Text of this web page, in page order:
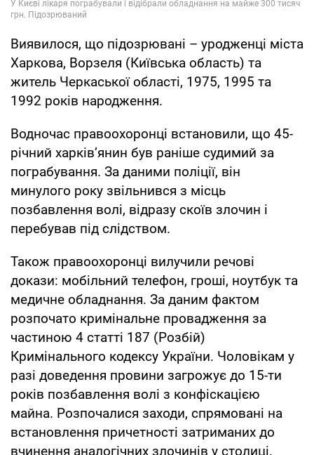
Виявилося, що підозрювані – уродженці міста
Харкова, Ворзеля (Київська область) та
житель Черкаської області, 1975, 1995 та
1992 років народження.
Водночас правоохоронці встановили, що 45-
річний харків’янин був раніше судимий за
пограбування. За даними поліції, він
минулого року звільнився з місць
позбавлення волі, відразу скоїв злочин і
перебував під слідством.
Також правоохоронці вилучили речові
докази: мобільний телефон, гроші, ноутбук та
медичне обладнання. За даним фактом
розпочато кримінальне провадження за
частиною 4 статті 187 (Розбій)
Кримінального кодексу України. Чоловікам у
разі доведення провини загрожує до 15-ти
років позбавлення волі з конфіскацією
майна. Розпочалися заходи, спрямовані на
встановлення причетності затриманих до
вчинення аналогічних злочинів у столиці.